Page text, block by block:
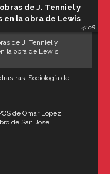
de J. Tenniel y
la obra de Lewis
41:08
de J. Tenniel y
la obra de Lewis
Sociología de
de Omar López
de San José